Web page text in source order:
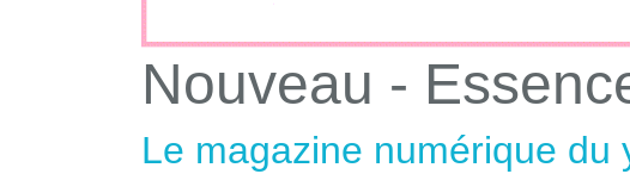
Nouveau -
Le magazine numérique du